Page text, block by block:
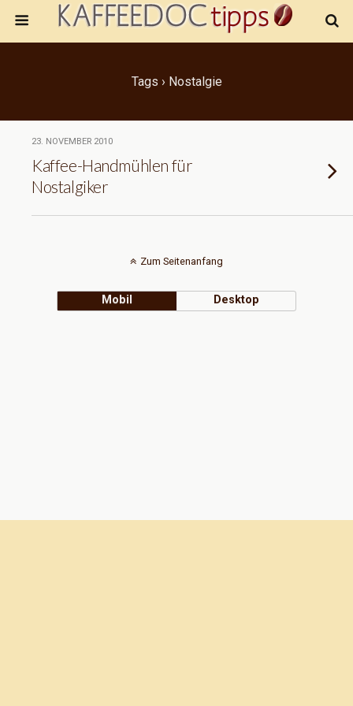
Tags › Nostalgie
23. NOVEMBER 2010
Kaffee-Handmühlen für
Nostalgiker
Zum Seitenanfang
Mobil Desktop